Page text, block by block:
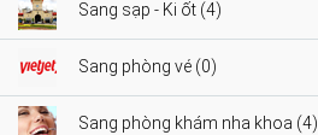
Sang sạp - Ki ốt (4)
Sang phòng vé (0)
Sang phòng khám nha khoa (4)